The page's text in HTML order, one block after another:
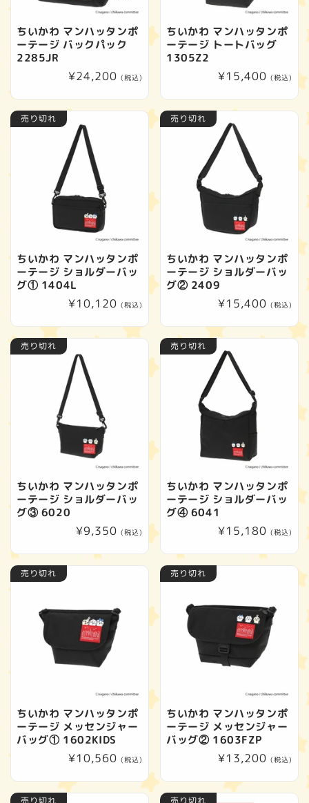
ちいかわ マンハッタンポ
ーテージ バックパック
2285JR
通
価
格
¥24,200 (税込)
ちいかわ マンハッタンポ
ーテージ トートバッグ
1305Z2
通
価
格
¥15,400 (税込)
売り切れ
ちいかわ マンハッタンポ
ーテージ ショルダーバッ
グ① 1404L
通
格
¥10,120 (税込)
売り切れ
ちいかわ マンハッタンポ
ーテージ ショルダーバッ
グ② 2409
通
価
格
¥15,400 (税込)
売り切れ
ちいかわ マンハッタンポ
ーテージ ショルダーバッ
グ③ 6020
通
価
¥9,350 (税込)
売り切れ
ちいかわ マンハッタンポ
ーテージ ショルダーバッ
グ④ 6041
通
¥15,180 (税込)
売り切れ
ちいかわ マンハッタンポ
ーテージ メッセンジャー
バッグ① 1602KIDS
通
価
¥10,560 (税込)
売り切れ
ちいかわ マンハッタンポ
ーテージ メッセンジャー
バッグ② 1603FZP
通
価
¥13,200 (税込)
売り切れ 売り切れ